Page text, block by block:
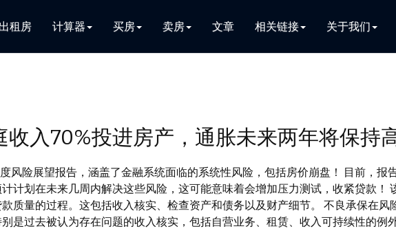
出租房 计算器 买房 卖房 文章 相关链接 关于我们
收入70%投进房产，通胀未来两年将保持
风险展望报告，涵盖了金融系统面临的系统性风险，包括房价崩盘！ 目前，报
计划在未来几周内解决这些风险，这可能意味着会增加压力测试，收紧贷款！
质量的过程。这包括收入核实、检查资产和债务以及财产细节。 不良承保在风
是过去被认为存在问题的收入核实，包括自营业务、租赁、收入可持续性的例